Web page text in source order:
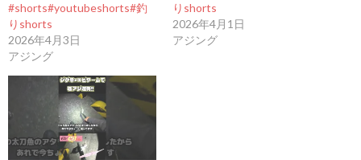
#shorts#youtubeshorts#釣
りshorts
2026年4月3日
アジング
りshorts
2026年4月1日
アジング